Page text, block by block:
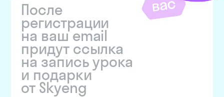
После
регистрации
на ваш email
придут ссылка
на запись урока
и подарки
от Skyeng